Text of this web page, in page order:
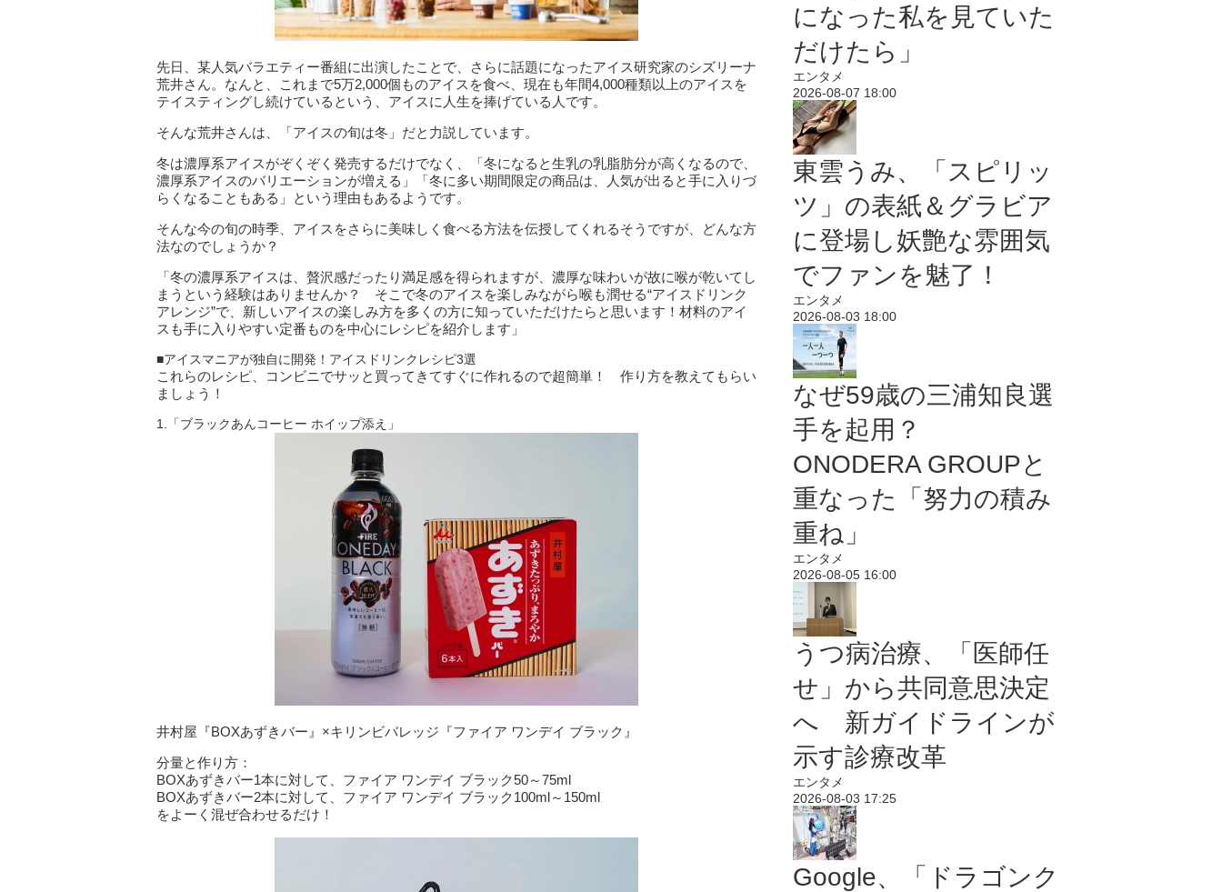
先日、某人気バラエティー番組に出演したことで、さらに話題になったアイス研究家のシズリーナ
荒井さん。なんと、これまで5万2,000個ものアイスを食べ、現在も年間4,000種類以上のアイスを
テイスティングし続けているという、アイスに人生を捧げている人です。
そんな荒井さんは、「アイスの旬は冬」だと力説しています。
冬は濃厚系アイスがぞくぞく発売するだけでなく、「冬になると生乳の乳脂肪分が高くなるので、
濃厚系アイスのバリエーションが増える」「冬に多い期間限定の商品は、人気が出ると手に入りづ
らくなることもある」という理由もあるようです。
そんな今の旬の時季、アイスをさらに美味しく食べる方法を伝授してくれるそうですが、どんな方
法なのでしょうか？
「冬の濃厚系アイスは、贅沢感だったり満足感を得られますが、濃厚な味わいが故に喉が乾いてし
まうという経験はありませんか？ そこで冬のアイスを楽しみながら喉も潤せる“アイスドリンク
アレンジ”で、新しいアイスの楽しみ方を多くの方に知っていただけたらと思います！材料のアイ
スも手に入りやすい定番ものを中心にレシピを紹介します」
■アイスマニアが独自に開発！アイスドリンクレシピ3選
これらのレシピ、コンビニでサッと買ってきてすぐに作れるので超簡単！ 作り方を教えてもらい
ましょう！
1.「ブラックあんコーヒー ホイップ添え」
井村屋『BOXあずきバー』×キリンビバレッジ『ファイア ワンデイ ブラック』
分量と作り方：
BOXあずきバー1本に対して、ファイア ワンデイ ブラック50～75ml
BOXあずきバー2本に対して、ファイア ワンデイ ブラック100ml～150ml
をよーく混ぜ合わせるだけ！
になった私を見ていた
だけたら」
エンタメ
2026-08-07 18:00
東雲うみ、「スピリッ
ツ」の表紙＆グラビア
に登場し妖艶な雰囲気
でファンを魅了！
エンタメ
2026-08-03 18:00
なぜ59歳の三浦知良選
手を起用？
ONODERA GROUPと
重なった「努力の積み
重ね」
エンタメ
2026-08-05 16:00
うつ病治療、「医師任
せ」から共同意思決定
へ 新ガイドラインが
示す診療改革
エンタメ
2026-08-03 17:25
Google、「ドラゴンク